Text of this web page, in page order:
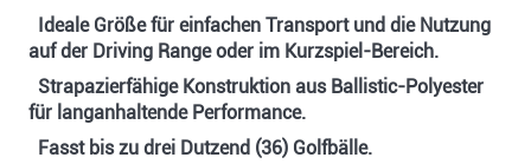
Ideale Größe für einfachen Transport und die Nutzung
auf der Driving Range oder im Kurzspiel-Bereich.
Strapazierfähige Konstruktion aus Ballistic-Polyester
für langanhaltende Performance.
Fasst bis zu drei Dutzend (36) Golfbälle.